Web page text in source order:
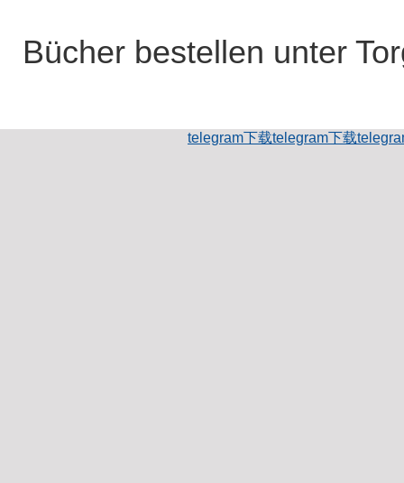
Bücher bestellen unter
telegram下载telegram下载